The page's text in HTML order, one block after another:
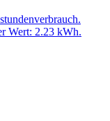
Wert: 2.23 kWh.